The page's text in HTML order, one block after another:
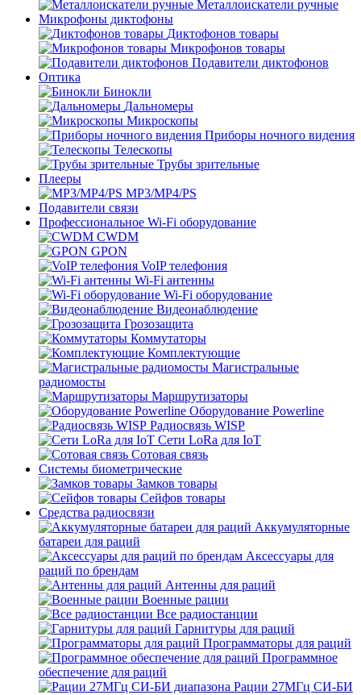
Металлоискатели ручные
Микрофоны диктофоны
Диктофонов товары
Микрофонов товары
Подавители диктофонов
Оптика
Бинокли
Дальномеры
Микроскопы
Приборы ночного видения
Телескопы
Трубы зрительные
Плееры
MP3/MP4/PS
Подавители связи
Профессиональное Wi-Fi оборудование
CWDM
GPON
VoIP телефония
Wi-Fi антенны
Wi-Fi оборудование
Видеонаблюдение
Грозозащита
Коммутаторы
Комплектующие
Магистральные
радиомосты
Маршрутизаторы
Оборудование Powerline
Радиосвязь WISP
Сети LoRa для IoT
Сотовая связь
Системы биометрические
Замков товары
Сейфов товары
Средства радиосвязи
Аккумуляторные
батареи для раций
Аксессуары для
раций по брендам
Антенны для раций
Военные рации
Все радиостанции
Гарнитуры для раций
Программаторы для раций
Программное
обеспечение для раций
Рации 27МГц СИ-БИ